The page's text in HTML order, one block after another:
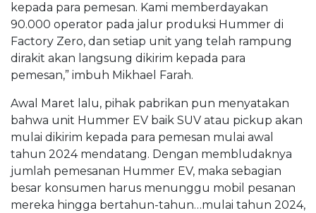
kepada para pemesan. Kami memberdayakan
90.000 operator pada jalur produksi Hummer di
Factory Zero, dan setiap unit yang telah rampung
dirakit akan langsung dikirim kepada para
pemesan,” imbuh Mikhael Farah.
Awal Maret lalu, pihak pabrikan pun menyatakan
bahwa unit Hummer EV baik SUV atau pickup akan
mulai dikirim kepada para pemesan mulai awal
tahun 2024 mendatang. Dengan membludaknya
jumlah pemesanan Hummer EV, maka sebagian
besar konsumen harus menunggu mobil pesanan
mereka hingga bertahun-tahun…mulai tahun 2024,